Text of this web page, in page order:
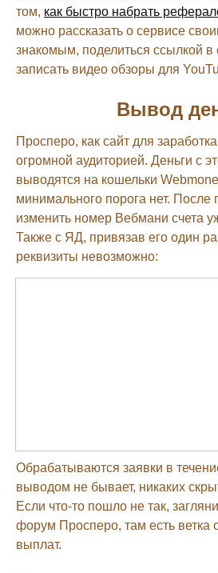
том, как быстро набрать
можно рассказать о сервисе
знакомым, поделиться ссылкой в
записать видео обзоры для
Вывод
Просперо, как сайт для
огромной аудиторией. Деньги с
выводятся на кошельки
минимального порога нет. После
изменить номер Вебмани счета
Также с ЯД, привязав его один
реквизиты невозможно:
Обрабатываются заявки в
выводом не бывает, никаких
Если что-то пошло не так,
форум Просперо, там есть ветка
выплат.